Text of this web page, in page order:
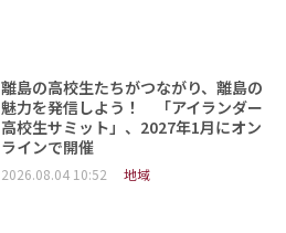
離島の高校生たちがつながり、離島の
魅力を発信しよう！ 「アイランダー
高校生サミット」、2027年1月にオン
ラインで開催
2026.08.04 10:52 地域